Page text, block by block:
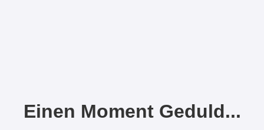
Einen Moment Geduld...